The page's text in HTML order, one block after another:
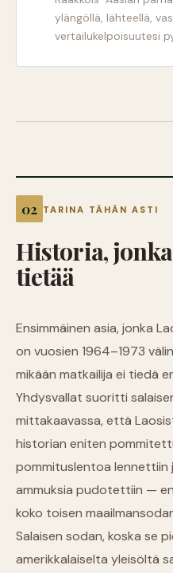
ylängöllä, lähteellä,
vertailukelpoisuutesi
TARINA TÄHÄN ASTI
Historia,jonka
tietää
Ensimmäinen asia, jonka
on vuosien 1964–1973
mikään matkailija ei tiedä
Yhdysvallat suoritti
mittakaavassa, että
historian eniten
pommituslentoa lennettiin
ammuksia pudotettiin —
koko toisen
Salaisen sodan, koska se
amerikkalaiselta yleisöltä